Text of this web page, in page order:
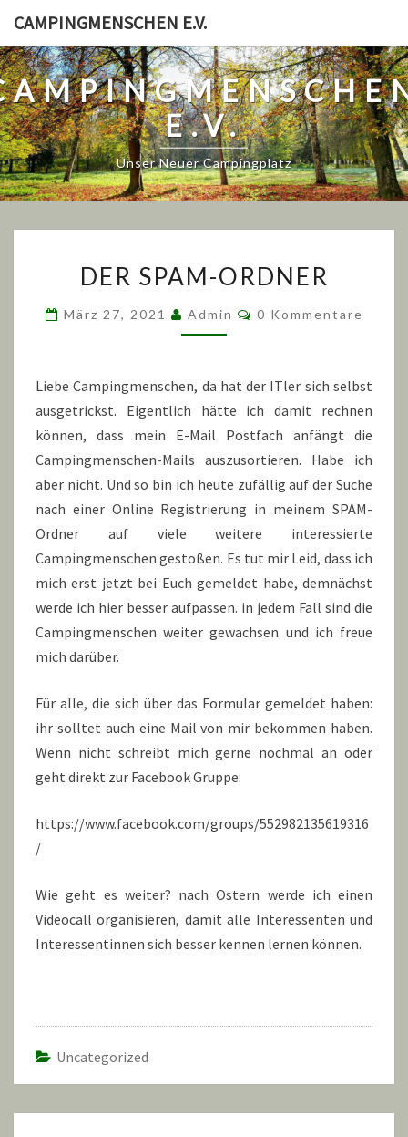
content
CAMPINGMENSCHEN E.V.
E.V.
Unser Neuer Campingplatz
SPAM-
DER SPAM-ORDNER
März 27, 2021 Admin Kommentare
0 Kommentare
Liebe Campingmenschen, da hat der ITler sich selbst
ausgetrickst. Eigentlich hätte ich damit rechnen
können, dass mein E-Mail Postfach anfängt die
Campingmenschen-Mails auszusortieren. Habe ich
aber nicht. Und so bin ich heute zufällig auf der Suche
nach einer Online Registrierung in meinem SPAM-
Ordner auf viele weitere interessierte
Campingmenschen gestoßen. Es tut mir Leid, dass ich
mich erst jetzt bei Euch gemeldet habe, demnächst
werde ich hier besser aufpassen. in jedem Fall sind die
Campingmenschen weiter gewachsen und ich freue
mich darüber.
Für alle, die sich über das Formular gemeldet haben:
ihr solltet auch eine Mail von mir bekommen haben.
Wenn nicht schreibt mich gerne nochmal an oder
geht direkt zur Facebook Gruppe:
https://www.facebook.com/groups/552982135619316
/
Wie geht es weiter? nach Ostern werde ich einen
Videocall organisieren, damit alle Interessenten und
Interessentinnen sich besser kennen lernen können.
Uncategorized